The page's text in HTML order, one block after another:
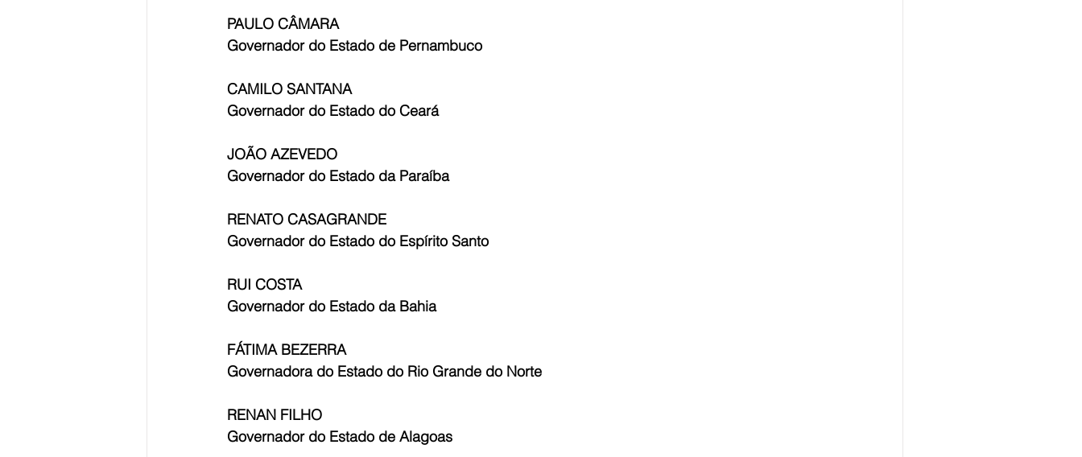
PAULO CÂMARA
Governador do Estado de Pernambuco
CAMILO SANTANA
Governador do Estado do Ceará
JOÃO AZEVEDO
Governador do Estado da Paraíba
RENATO CASAGRANDE
Governador do Estado do Espírito Santo
RUI COSTA
Governador do Estado da Bahia
FÁTIMA BEZERRA
Governadora do Estado do Rio Grande do Norte
RENAN FILHO
Governador do Estado de Alagoas